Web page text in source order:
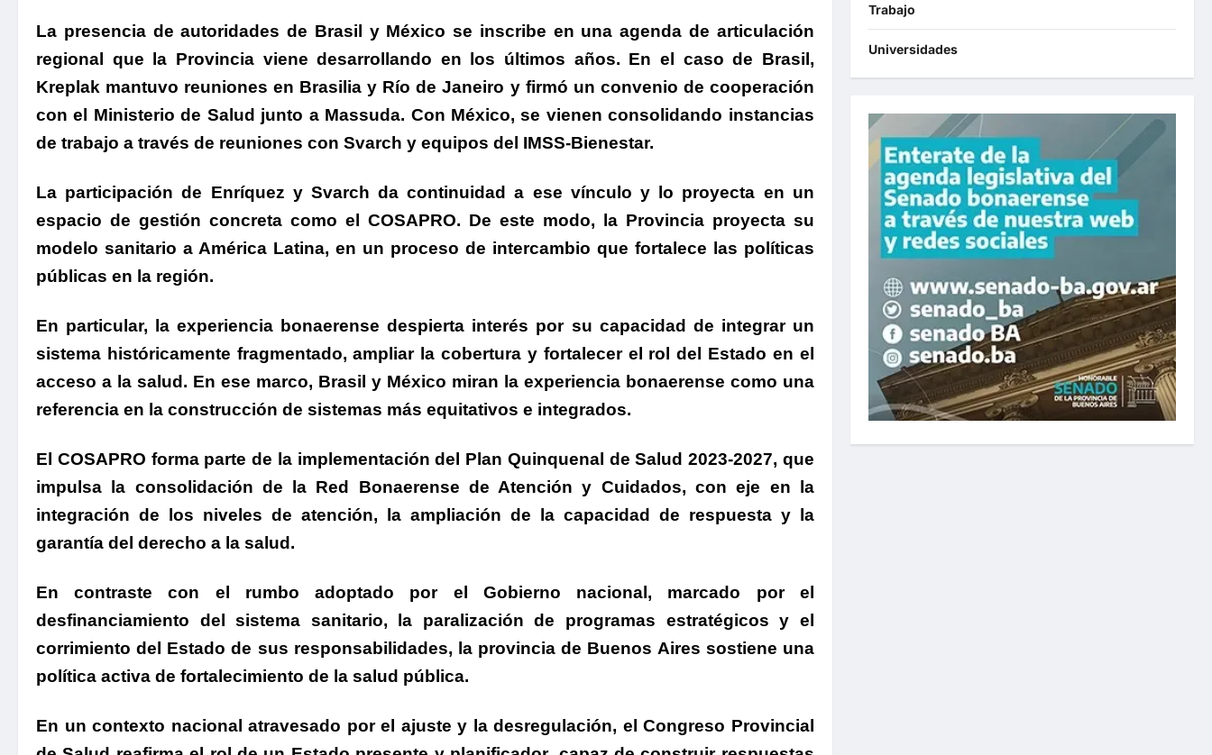
La presencia de autoridades de Brasil y México se inscribe en una agenda de articulación
regional que la Provincia viene desarrollando en los últimos años. En el caso de Brasil,
Kreplak mantuvo reuniones en Brasilia y Río de Janeiro y firmó un convenio de cooperación
con el Ministerio de Salud junto a Massuda. Con México, se vienen consolidando instancias
de trabajo a través de reuniones con Svarch y equipos del IMSS-Bienestar.
La participación de Enríquez y Svarch da continuidad a ese vínculo y lo proyecta en un
espacio de gestión concreta como el COSAPRO. De este modo, la Provincia proyecta su
modelo sanitario a América Latina, en un proceso de intercambio que fortalece las políticas
públicas en la región.
En particular, la experiencia bonaerense despierta interés por su capacidad de integrar un
sistema históricamente fragmentado, ampliar la cobertura y fortalecer el rol del Estado en el
acceso a la salud. En ese marco, Brasil y México miran la experiencia bonaerense como una
referencia en la construcción de sistemas más equitativos e integrados.
El COSAPRO forma parte de la implementación del Plan Quinquenal de Salud 2023-2027, que
impulsa la consolidación de la Red Bonaerense de Atención y Cuidados, con eje en la
integración de los niveles de atención, la ampliación de la capacidad de respuesta y la
garantía del derecho a la salud.
En contraste con el rumbo adoptado por el Gobierno nacional, marcado por el
desfinanciamiento del sistema sanitario, la paralización de programas estratégicos y el
corrimiento del Estado de sus responsabilidades, la provincia de Buenos Aires sostiene una
política activa de fortalecimiento de la salud pública.
En un contexto nacional atravesado por el ajuste y la desregulación, el Congreso Provincial
Trabajo
Universidades